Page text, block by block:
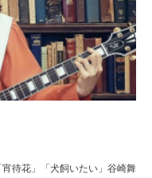
待花」「犬飼いたい」谷崎舞